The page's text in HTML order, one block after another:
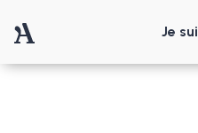
Navigation Je